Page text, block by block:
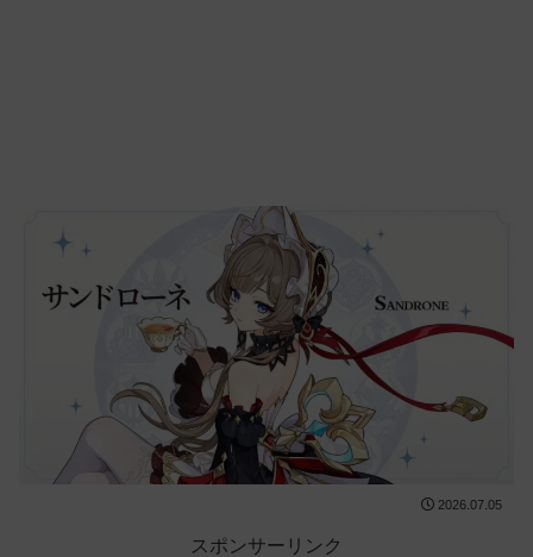
2026.07.05
スポンサーリンク